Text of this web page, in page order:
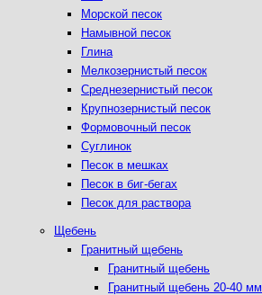
Морской песок
Намывной песок
Глина
Мелкозернистый песок
Среднезернистый песок
Крупнозернистый песок
Формовочный песок
Суглинок
Песок в мешках
Песок в биг-бегах
Песок для раствора
Щебень
Гранитный щебень
Гранитный щебень
Гранитный щебень 20-40 мм